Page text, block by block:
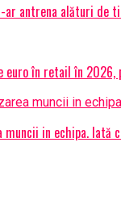
ar antrena alături de
euro în retail în
in echipa. Iată